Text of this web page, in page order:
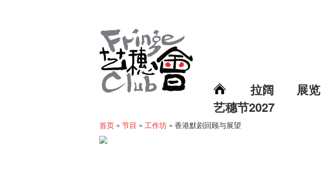
拉阔 展览
艺穗节2027
首页 » 节目 » 工作坊 » 香港默剧回顾与展望